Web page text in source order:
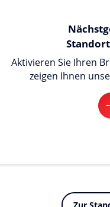
Aktivieren Sie Ihren
zeigen Ihnen